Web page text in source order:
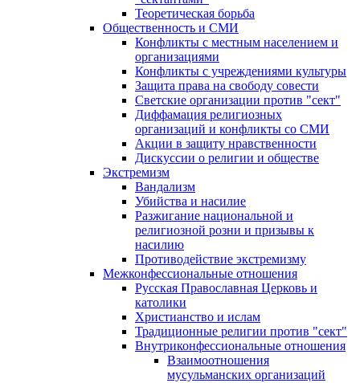
Теоретическая борьба
Общественность и СМИ
Конфликты с местным населением и
организациями
Конфликты с учреждениями культуры
Защита права на свободу совести
Светские организации против "сект"
Диффамация религиозных
организаций и конфликты со СМИ
Акции в защиту нравственности
Дискуссии о религии и обществе
Экстремизм
Вандализм
Убийства и насилие
Разжигание национальной и
религиозной розни и призывы к
насилию
Противодействие экстремизму
Межконфессиональные отношения
Русская Православная Церковь и
католики
Христианство и ислам
Традиционные религии против "сект"
Внутриконфессиональные отношения
Взаимоотношения
мусульманских организаций